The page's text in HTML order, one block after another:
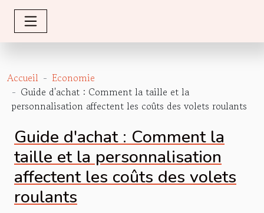
Accueil
Economie
Guide d'achat : Comment la taille et la
personnalisation affectent les coûts des volets roulants
Guide d'achat : Comment la
taille et la personnalisation
affectent les coûts des volets
roulants